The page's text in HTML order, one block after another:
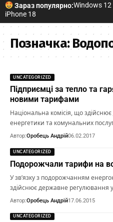
Зараз популярно:Windows 12
iPhone 18
Позначка:
UNCATEGORIZED
Підприємці за тепло та
новими тарифами
Національна комісія, що
енергетики та комунальних
Автор:Оробець Андрій06.02.2017
UNCATEGORIZED
Подорожчали тарифи на
У зв’язку з подорожчанням
здійснює державне регулювання
Автор:Оробець Андрій17.06.2015
UNCATEGORIZED